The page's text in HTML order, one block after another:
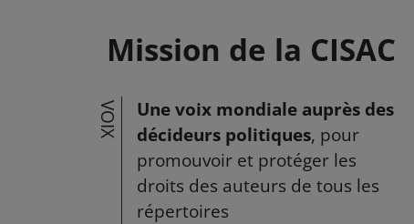
Mission de la CISAC
VOIX
Une voix mondiale auprès des
décideurs politiques, pour
promouvoir et protéger les
droits des auteurs de tous les
répertoires